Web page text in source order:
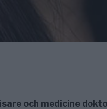
och medicine